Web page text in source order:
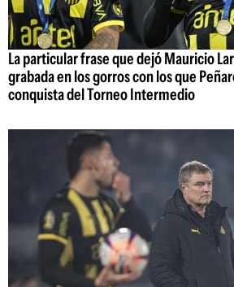
La particular frase que dejó Mauricio
grabada en los gorros con los que
conquista del Torneo Intermedio